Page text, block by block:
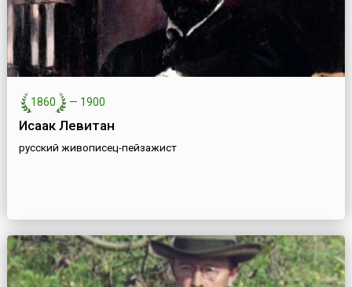
1860 — 1900
Исаак Левитан
русский живописец-пейзажист